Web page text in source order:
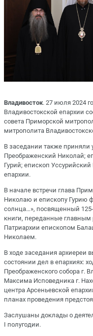
Владивосток. 27 июля 2024
Владивостокской епархии
совета Приморской
митрополита
В заседании также приняли
Преображенский Николай;
Гурий; епископ
епархии.
В начале встречи глава
Николаю и епископу Гурию
солнца…», посвященный
книги, переданные главным
Патриархии епископом
Николаем.
В ходе заседания архиереи
состоянии дел в епархиях:
Преображенского собора г.
Максима Исповедника г.
центра Арсеньевской
планах проведения
Заслушаны доклады о
I полугодии.